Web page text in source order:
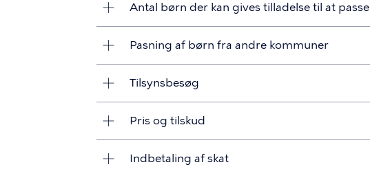
Antal børn der kan gives tilladelse til at passe
Pasning af børn fra andre kommuner
Tilsynsbesøg
Pris og tilskud
Indbetaling af skat